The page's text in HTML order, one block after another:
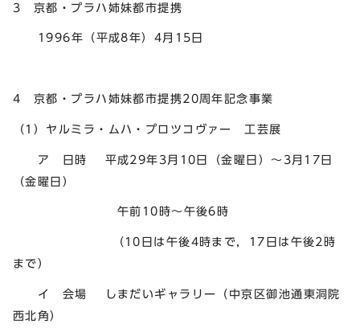
3 京都・プラハ姉妹都市提携
1996年（平成8年）4月15日
4 京都・プラハ姉妹都市提携20周年記念事業
（1）ヤルミラ・ムハ・プロツコヴァー 工芸展
ア 日時 平成29年3月10日（金曜日）～3月17日
（金曜日）
午前10時～午後6時
（10日は午後4時まで，17日は午後2時
まで）
イ 会場 しまだいギャラリー（中京区御池通東洞院
西北角）